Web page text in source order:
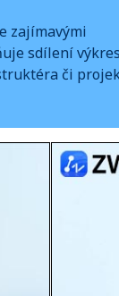
zajímavými
sdílení
či